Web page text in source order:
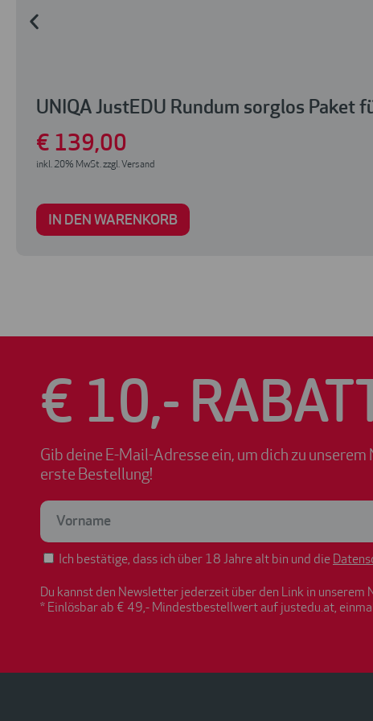
UNIQA JustEDU Rundum sorglos Paket
€ 139,00
inkl. 20% MwSt. zzgl. Versand
IN DEN WARENKORB
€ 10,-
Gib deine E-Mail-Adresse ein, um dich zu
erste Bestellung!
Ich bestätige, dass ich über 18 Jahre alt bin und die
Du kannst den Newsletter jederzeit über den Link in unserem
* Einlösbar ab € 49,- Mindestbestellwert auf justedu.at,